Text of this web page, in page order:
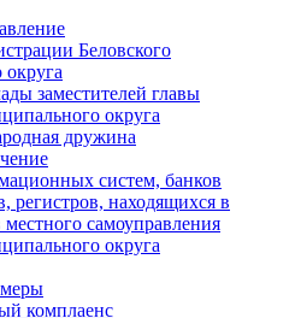
Беловского
заместителей главы
округа
дружина
систем, банков
регистров, находящихся в
самоуправления
округа
комплаенс